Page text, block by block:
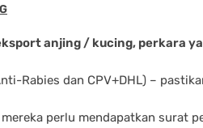
anjing / kucing, perkara
Rabies dan CPV+DHL) –
perlu mendapatkan surat